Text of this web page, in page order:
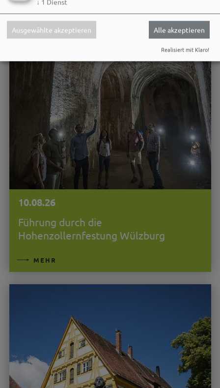
10.08.26
Führung durch die
Hohenzollernfestung Wülzburg
MEHR
Ausgewählte akzeptieren Alle akzeptieren
Realisiert mit Klaro!